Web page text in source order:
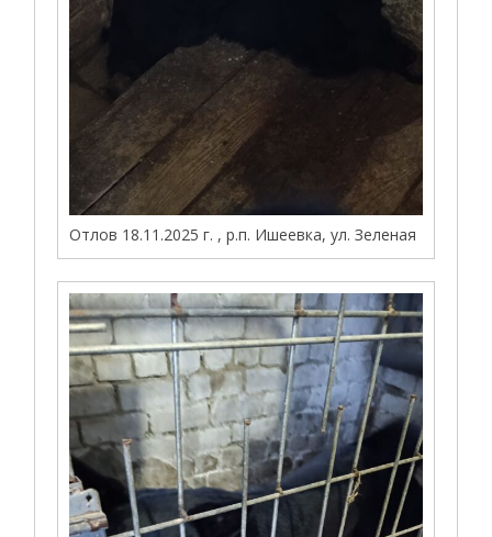
Отлов 18.11.2025 г. , р.п. Ишеевка, ул. Зеленая